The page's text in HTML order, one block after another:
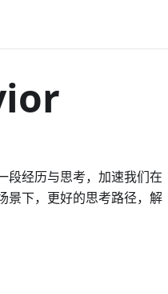
段经历与思考，加速我们在
景下，更好的思考路径，解